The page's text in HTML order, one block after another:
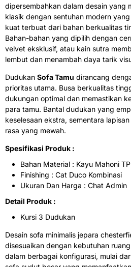
dipersembahkan dalam desain yang
klasik dengan sentuhan modern
kuat terbuat dari bahan berkualitas
Bahan-bahan yang dipilih dengan
velvet eksklusif, atau kain sutra
lembut dan menambah daya tarik
Dudukan Sofa Tamu dirancang
prioritas utama. Busa berkualitas
dukungan optimal dan memastikan
para tamu. Bantal dudukan yang
keselesaan ekstra, sementara
rasa yang mewah.
Spesifikasi Produk :
Bahan Material : Kayu Mahoni
Finishing : Cat Duco Kombinasi
Ukuran Dan Harga : Chat Admin
Detail Produk :
Kursi 3 Dudukan
Desain sofa minimalis jepara
disesuaikan dengan kebutuhan
dalam berbagai konfigurasi, mulai